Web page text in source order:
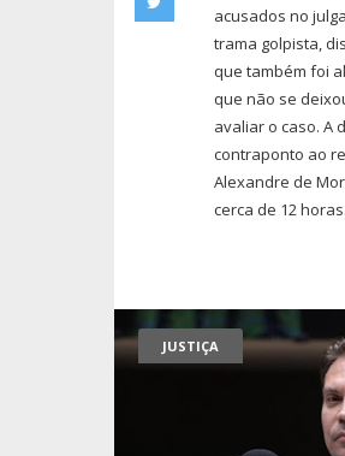
acusados no
trama golpista,
que também foi
que não se
avaliar o caso. A
contraponto ao
Alexandre de
cerca de 12
JUSTIÇA